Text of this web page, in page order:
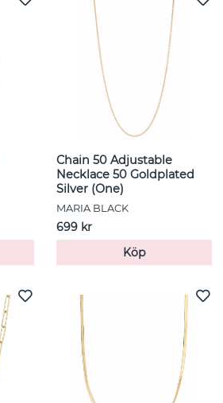
Chain 50 Adjustable
Necklace 50 Goldplated
Silver (One)
MARIA BLACK
699 kr
Köp